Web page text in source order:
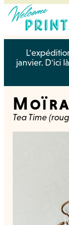
janvier. D'ici
Tea Time